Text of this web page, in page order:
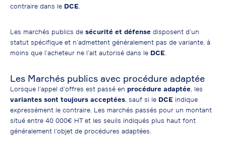
contraire dans le DCE.
Les marchés publics de sécurité et défense disposent d’un
statut spécifique et n’admettent généralement pas de variante, à
moins que l’acheteur ne l’ait autorisé dans le DCE.
Les Marchés publics avec procédure adaptée
Lorsque l’appel d’offres est passé en procédure adaptée, les
variantes sont toujours acceptées, sauf si le DCE indique
expressément le contraire. Les marchés passés pour un montant
situé entre 40 000€ HT et les seuils indiqués plus haut font
généralement l’objet de procédures adaptées.